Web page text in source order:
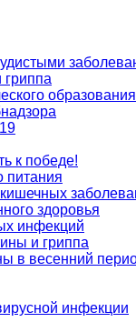
образования
к победе!
питания
здоровья
инфекций
и гриппа
в весенний
инфекции